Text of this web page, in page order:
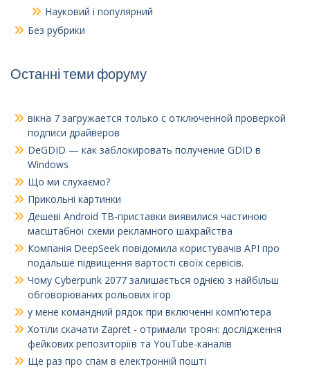
Науковий і популярний
Без рубрики
Останні теми форуму
вікна 7 загружается только с отключенной проверкой
подписи драйверов
DeGDID — как заблокировать получение GDID в
Windows
Що ми слухаємо?
Прикольні картинки
Дешеві Android ТВ-приставки виявилися частиною
масштабної схеми рекламного шахрайства
Компанія DeepSeek повідомила користувачів API про
подальше підвищення вартості своїх сервісів.
Чому Cyberpunk 2077 залишається однією з найбільш
обговорюваних рольових ігор
у мене командний рядок при включенні комп'ютера
Хотіли скачати Zapret - отримали троян: дослідження
фейкових репозиторіїв та YouTube-каналів
Ще раз про спам в електронній пошті